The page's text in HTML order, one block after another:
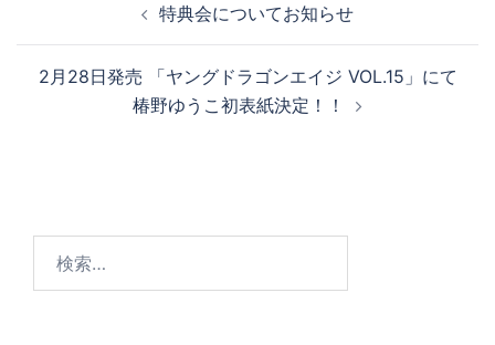
特典会についてお知らせ
2月28日発売 「ヤングドラゴンエイジ VOL.15」にて
椿野ゆうこ初表紙決定！！